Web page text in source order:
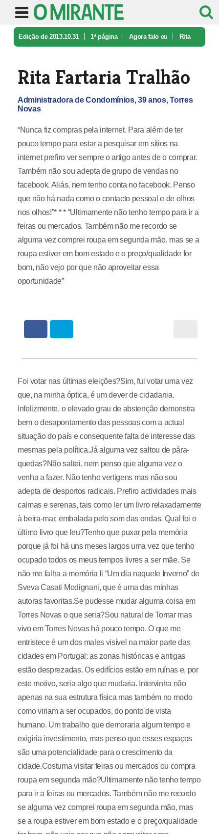
Edição de 2013.10.31 1ª página Agora falo eu Rita
Rita Fartaria Tralhão
Administradora de Condomínios, 39 anos, Torres
Novas
“Nunca fiz compras pela internet. Para além de ter
pouco tempo para estar a pesquisar em sítios na
internet prefiro ver sempre o artigo antes de o comprar.
Também não sou adepta de grupo de vendas no
facebook. Aliás, nem tenho conta no facebook. Penso
que não há nada como o contacto pessoal e de olhos
nos olhos!”* * * “Ultimamente não tenho tempo para ir a
feiras ou mercados. Também não me recordo se
alguma vez comprei roupa em segunda mão, mas se a
roupa estiver em bom estado e o preço/qualidade for
bom, não vejo por que não aproveitar essa
oportunidade”
Foi votar nas últimas eleições?Sim, fui votar uma vez
que, na minha óptica, é um dever de cidadania.
Infelizmente, o elevado grau de abstenção demonstra
bem o desapontamento das pessoas com a actual
situação do país e consequente falta de interesse das
mesmas pela política.Já alguma vez saltou de pára-
quedas?Não saltei, nem penso que alguma vez o
venha a fazer. Não tenho vertigens mas não sou
adepta de desportos radicais. Prefiro actividades mais
calmas e serenas, tais como ler um livro relaxadamente
à beira-mar, embalada pelo som das ondas. Qual foi o
último livro que leu?Tenho que puxar pela memória
porque já foi há uns meses largos uma vez que tenho
ocupado todos os meus tempos livres a ser mãe. Se
não me falha a memória li “Um dia naquele Inverno” de
Sveva Casati Modignani, que é uma das minhas
autoras favoritas.Se pudesse mudar alguma coisa em
Torres Novas o que seria?Sou natural de Tomar mas
vivo em Torres Novas há pouco tempo. O que me
entristece é um dos males visível na maior parte das
cidades em Portugal: as zonas históricas e antigas
estão desprezadas. Os edifícios estão em ruínas e, por
este motivo, seria algo que mudaria. Intervinha não
apenas na sua estrutura física mas também no modo
como viriam a ser ocupados, do ponto de vista
humano. Um trabalho que demoraria algum tempo e
exigiria investimento, mas penso que esses espaços
são uma potencialidade para o crescimento da
cidade.Costuma visitar feiras ou mercados ou compra
roupa em segunda mão?Ultimamente não tenho tempo
para ir a feiras ou mercados. Também não me recordo
se alguma vez comprei roupa em segunda mão, mas
se a roupa estiver em bom estado e o preço/qualidade